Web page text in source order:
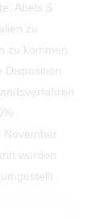
Abels &
zu
zu kommen,
Disposition
November
wurden